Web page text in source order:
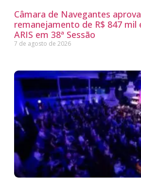
Câmara de Navegantes aprova
remanejamento de R$ 847 mil
ARIS em 38ª Sessão
7 de agosto de 2026